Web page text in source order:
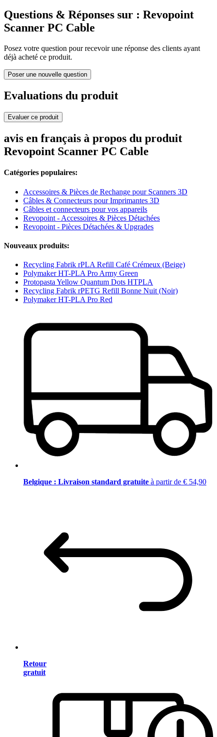
Questions & Réponses sur : Revopoint
Scanner PC Cable
Posez votre question pour recevoir une réponse des clients ayant
déjà acheté ce produit.
Poser une nouvelle question
Evaluations du produit
Evaluer ce produit
avis en français à propos du produit
Revopoint Scanner PC Cable
Catégories populaires:
Accessoires & Pièces de Rechange pour Scanners 3D
Câbles & Connecteurs pour Imprimantes 3D
Câbles et connecteurs pour vos appareils
Revopoint - Accessoires & Pièces Détachées
Revopoint - Pièces Détachées & Upgrades
Nouveaux produits:
Recycling Fabrik rPLA Refill Café Crémeux (Beige)
Polymaker HT-PLA Pro Army Green
Protopasta Yellow Quantum Dots HTPLA
Recycling Fabrik rPETG Refill Bonne Nuit (Noir)
Polymaker HT-PLA Pro Red
Belgique : Livraison standard gratuite à partir de € 54,90
Retour
gratuit